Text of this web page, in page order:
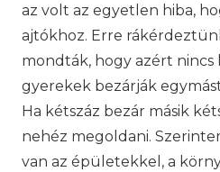
az volt az egyetlen hiba,
ajtókhoz. Erre
mondták, hogy azért nincs
gyerekek bezárják
Ha kétszáz bezár másik
nehéz megoldani.
van az épületekkel, a